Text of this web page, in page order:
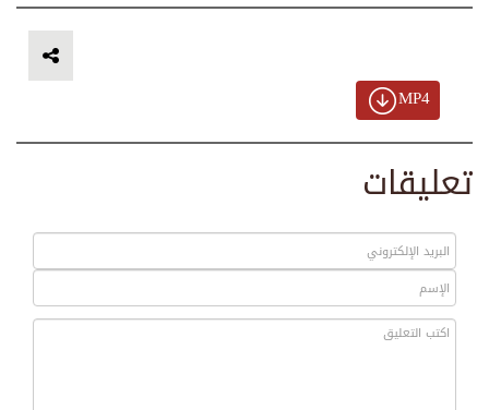
MP4
تعليقات